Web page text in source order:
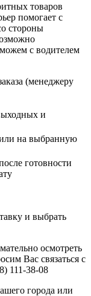
товаров
помогает с
стороны
с водителем
(менеджеру
и
на выбранную
готовности
и выбрать
осмотреть
Вас связаться с
111-38-08
города или